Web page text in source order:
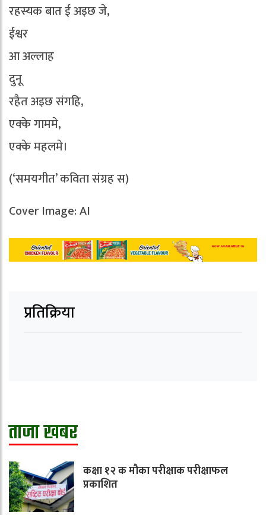
रहस्यक बात ई अइछ जे,
ईश्वर
आ अल्लाह
दुनू
रहैत अइछ संगहि,
एक्के गाममे,
एक्के महलमे।
(‘समयगीत’ कविता संग्रह स)
Cover Image: AI
प्रतिक्रिया
ताजा खबर
कक्षा १२ क मौका परीक्षाक परीक्षाफल
प्रकाशित